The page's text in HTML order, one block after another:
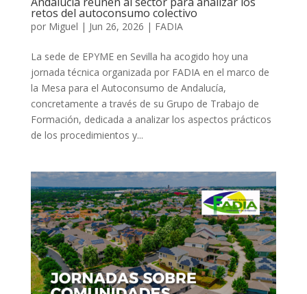
retos del autoconsumo colectivo
por Miguel | Jun 26, 2026 | FADIA
La sede de EPYME en Sevilla ha acogido hoy una
jornada técnica organizada por FADIA en el marco de
la Mesa para el Autoconsumo de Andalucía,
concretamente a través de su Grupo de Trabajo de
Formación, dedicada a analizar los aspectos prácticos
de los procedimientos y...